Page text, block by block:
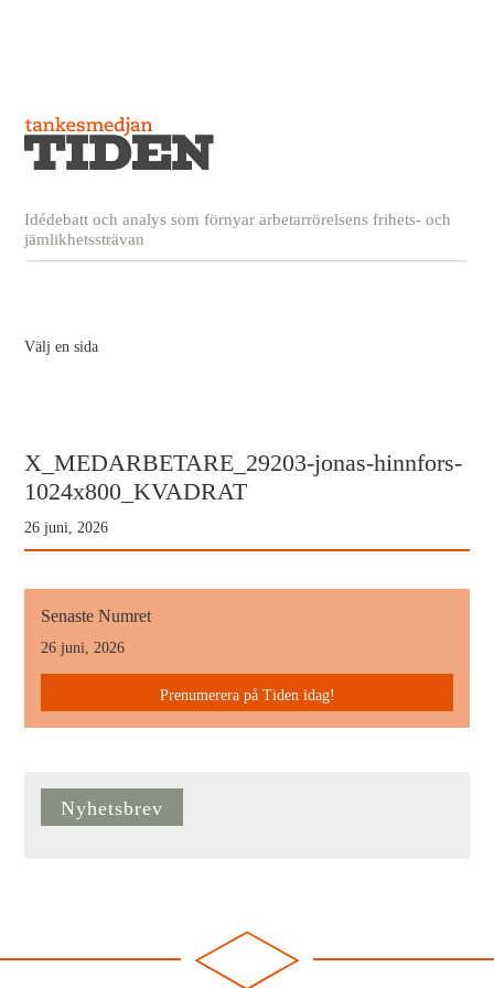
Idédebatt och analys som förnyar arbetarrörelsens frihets- och
jämlikhetssträvan
Välj en sida
X_MEDARBETARE_29203-jonas-hinnfors-
1024x800_KVADRAT
26 juni, 2026
Senaste Numret
26 juni, 2026
Prenumerera på Tiden idag!
Nyhetsbrev